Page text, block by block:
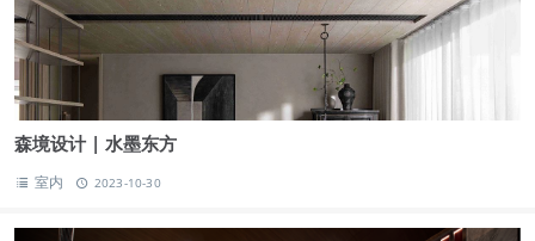
森境设计 | 水墨东方
室内 2023-10-30